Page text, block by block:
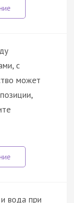
с
может
вода при